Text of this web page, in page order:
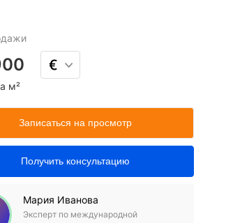
м²
Записаться на просмотр
Получить консультацию
Мария Иванова
Эксперт по международной